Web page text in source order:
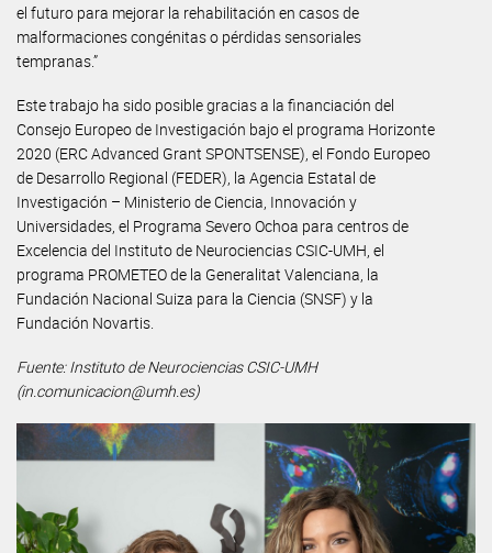
el futuro para mejorar la rehabilitación en casos de
malformaciones congénitas o pérdidas sensoriales
tempranas.”
Este trabajo ha sido posible gracias a la financiación del
Consejo Europeo de Investigación bajo el programa Horizonte
2020 (ERC Advanced Grant SPONTSENSE), el Fondo Europeo
de Desarrollo Regional (FEDER), la Agencia Estatal de
Investigación – Ministerio de Ciencia, Innovación y
Universidades, el Programa Severo Ochoa para centros de
Excelencia del Instituto de Neurociencias CSIC-UMH, el
programa PROMETEO de la Generalitat Valenciana, la
Fundación Nacional Suiza para la Ciencia (SNSF) y la
Fundación Novartis.
Fuente: Instituto de Neurociencias CSIC-UMH
(in.comunicacion@umh.es)